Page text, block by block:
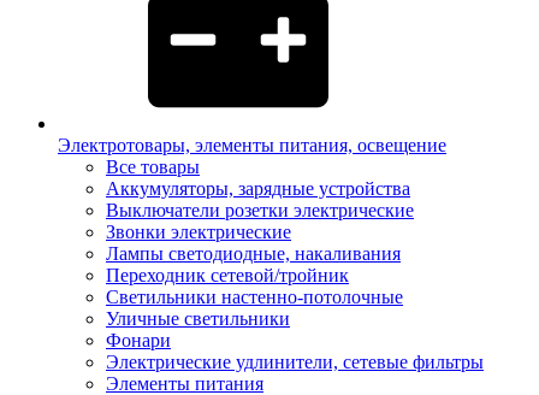
Электротовары, элементы питания, освещение
Все товары
Аккумуляторы, зарядные устройства
Выключатели розетки электрические
Звонки электрические
Лампы светодиодные, накаливания
Переходник сетевой/тройник
Светильники настенно-потолочные
Уличные светильники
Фонари
Электрические удлинители, сетевые фильтры
Элементы питания